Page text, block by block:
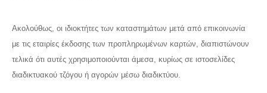
Ακολούθως, οι ιδιοκτήτες των καταστημάτων μετά από επικοινωνία
με τις εταιρίες έκδοσης των προπληρωμένων καρτών, διαπιστώνουν
τελικά ότι αυτές χρησιμοποιούνται άμεσα, κυρίως σε ιστοσελίδες
διαδικτυακού τζόγου ή αγορών μέσω διαδικτύου.